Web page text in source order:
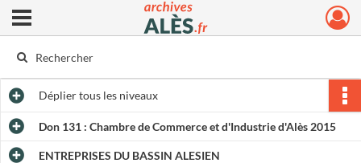
Archives municipales d'Alès
Ouvrir le menu déroulant
Dépliertous les niveaux
Don 131 : Chambre de Commerce et d'Industrie d'Alès 2015
ENTREPRISES DU BASSIN ALESIEN